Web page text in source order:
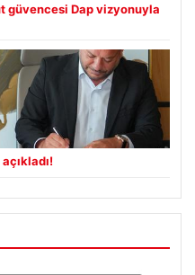
güvencesi Dap vizyonuyla